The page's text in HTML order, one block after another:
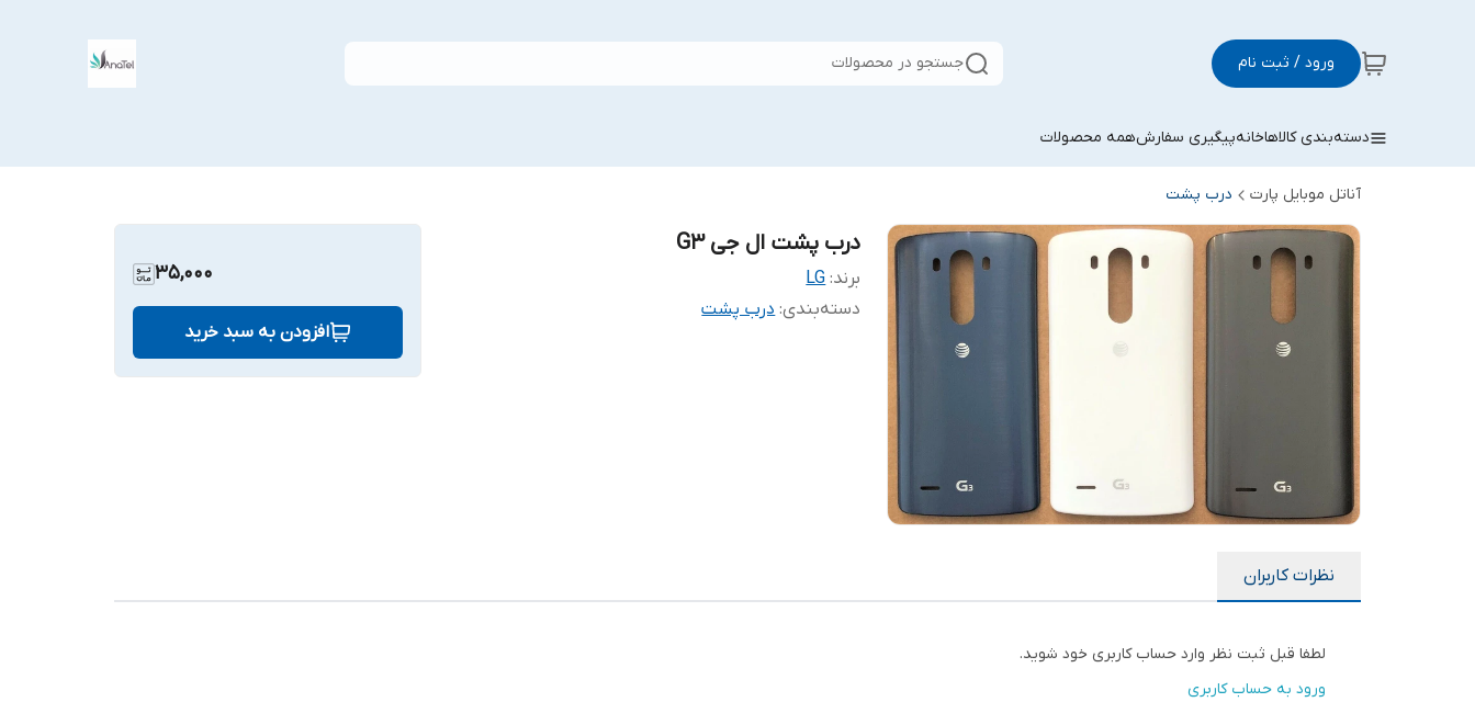
ورود / ثبت نام جستجو در محصولات
دسته‌بندی کالاهاخانهپیگیری سفارشهمه محصولات
آناتل موبایل پارت درب پشت
درب پشت ال جی G3
برند: LG
دسته‌بندی:درب پشت
35,000
افزودن به سبد خرید
نظرات کاربران
لطفا قبل ثبت نظر وارد حساب کاربری خود شوید.
ورود به حساب کاربری